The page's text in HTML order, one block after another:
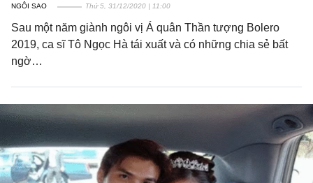
NGÔI SAO Thứ 5, 31/12/2020 | 11:00
Sau một năm giành ngôi vị Á quân Thần tượng Bolero
2019, ca sĩ Tô Ngọc Hà tái xuất và có những chia sẻ bất
ngờ…